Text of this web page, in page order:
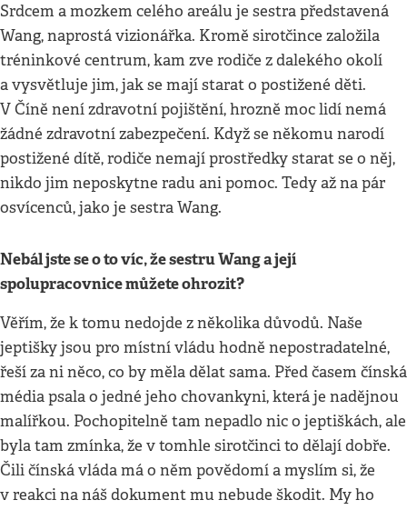
Srdcem a mozkem celého areálu je sestra představená
Wang, naprostá vizionářka. Kromě sirotčince založila
tréninkové centrum, kam zve rodiče z dalekého okolí
a vysvětluje jim, jak se mají starat o postižené děti.
V Číně není zdravotní pojištění, hrozně moc lidí nemá
žádné zdravotní zabezpečení. Když se někomu narodí
postižené dítě, rodiče nemají prostředky starat se o něj,
nikdo jim neposkytne radu ani pomoc. Tedy až na pár
osvícenců, jako je sestra Wang.
Nebál jste se o to víc, že sestru Wang a její
spolupracovnice můžete ohrozit?
Věřím, že k tomu nedojde z několika důvodů. Naše
jeptišky jsou pro místní vládu hodně nepostradatelné,
řeší za ni něco, co by měla dělat sama. Před časem čínská
média psala o jedné jeho chovankyni, která je nadějnou
malířkou. Pochopitelně tam nepadlo nic o jeptiškách, ale
byla tam zmínka, že v tomhle sirotčinci to dělají dobře.
Čili čínská vláda má o něm povědomí a myslím si, že
v reakci na náš dokument mu nebude škodit. My ho